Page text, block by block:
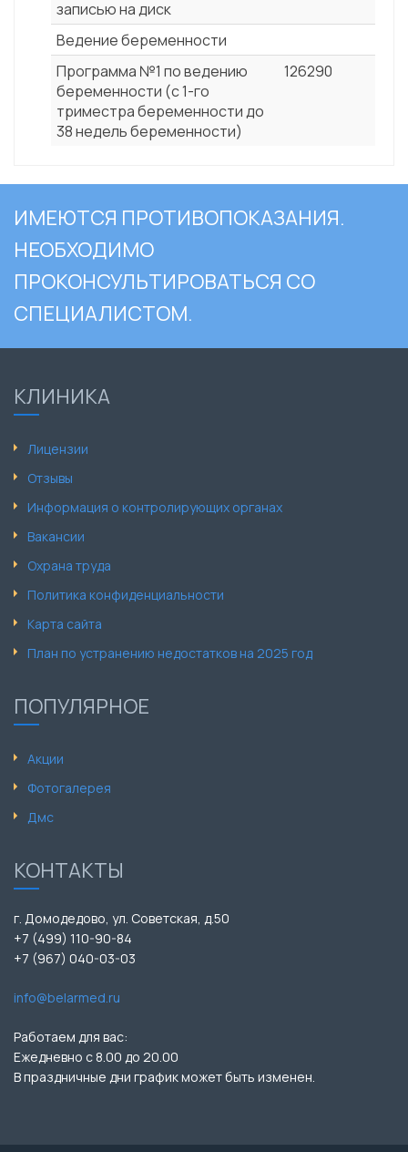
записью на диск
Ведение беременности
Программа №1 по ведению
беременности (с 1-го
триместра беременности до
38 недель беременности)
126290
ИМЕЮТСЯ ПРОТИВОПОКАЗАНИЯ.
НЕОБХОДИМО
ПРОКОНСУЛЬТИРОВАТЬСЯ СО
СПЕЦИАЛИСТОМ.
КЛИНИКА
Лицензии
Отзывы
Информация о контролирующих органах
Вакансии
Охрана труда
Политика конфиденциальности
Карта сайта
План по устранению недостатков на 2025 год
ПОПУЛЯРНОЕ
Акции
Фотогалерея
Дмс
КОНТАКТЫ
г. Домодедово, ул. Советская, д.50
+7 (499) 110-90-84
+7 (967) 040-03-03
info@belarmed.ru
Работаем для вас:
Ежедневно с 8.00 до 20.00
В праздничные дни график может быть изменен.